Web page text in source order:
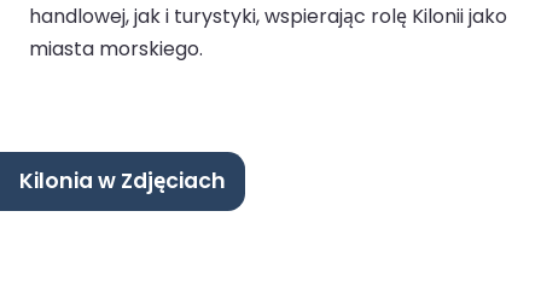
handlowej, jak i turystyki, wspierając rolę Kilonii jako
miasta morskiego.
Kilonia w Zdjęciach